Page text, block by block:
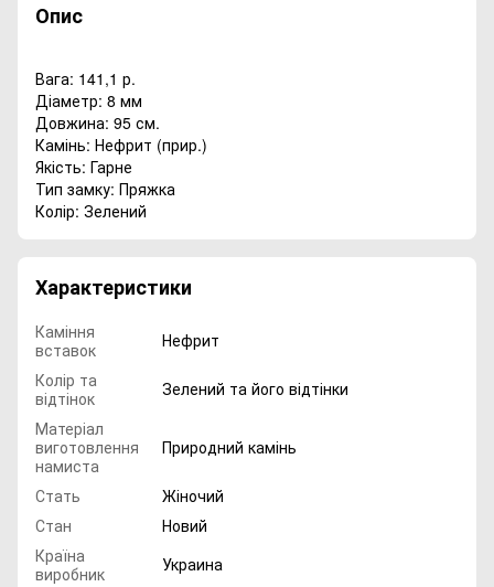
Опис
Вага: 141,1 р.
Діаметр: 8 мм
Довжина: 95 см.
Камінь: Нефрит (прир.)
Якість: Гарне
Тип замку: Пряжка
Колір: Зелений
Характеристики
Каміння
вставок
Нефрит
Колір та
відтінок
Зелений та його відтінки
Матеріал
виготовлення
намиста
Природний камінь
Стать
Жіночий
Стан
Новий
Країна
виробник
Украина